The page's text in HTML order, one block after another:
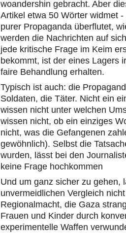
woandershin gebracht. Aber
Artikel etwa 50 Wörter widmet
purer Propaganda überflutet,
werden die Nachrichten auf
jede kritische Frage im Keim
bekommt, ist der eines Lagers
faire Behandlung erhalten.
Typisch ist auch: die
Soldaten, die Täter. Nicht ein
wissen nicht unter welchen
wissen nicht, ob ein einziges
nicht, was die Gefangenen
gewöhnlich). Selbst die
wurden, lässt bei den
keine Frage hochkommen
Und um ganz sicher zu gehen,
unvermeidlichen Vergleich
Regionalmacht, die Gaza
Frauen und Kinder durch
experimentelle Waffen